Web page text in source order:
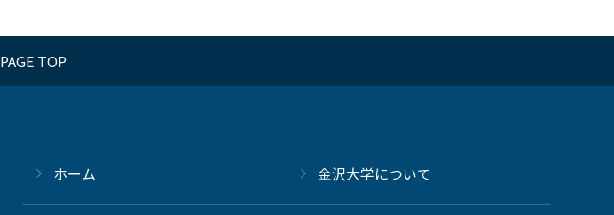
PAGE TOP
ホーム 金沢大学について